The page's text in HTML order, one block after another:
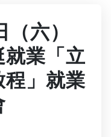
六）
業「立
」就業